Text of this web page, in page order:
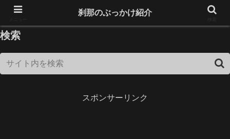
18歳未満は閲覧できません！
検索
スポンサーリンク
刹那のぶっかけ紹介